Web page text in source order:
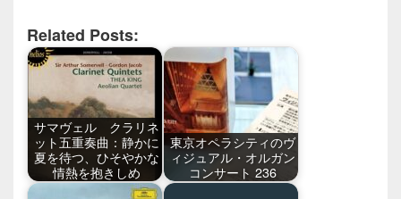
Related Posts:
サマヴェル クラリネ
ット五重奏曲：静かに
夏を待つ、ひそやかな
情熱を抱きしめ
東京オペラシティのヴ
ィジュアル・オルガン
コンサート 236